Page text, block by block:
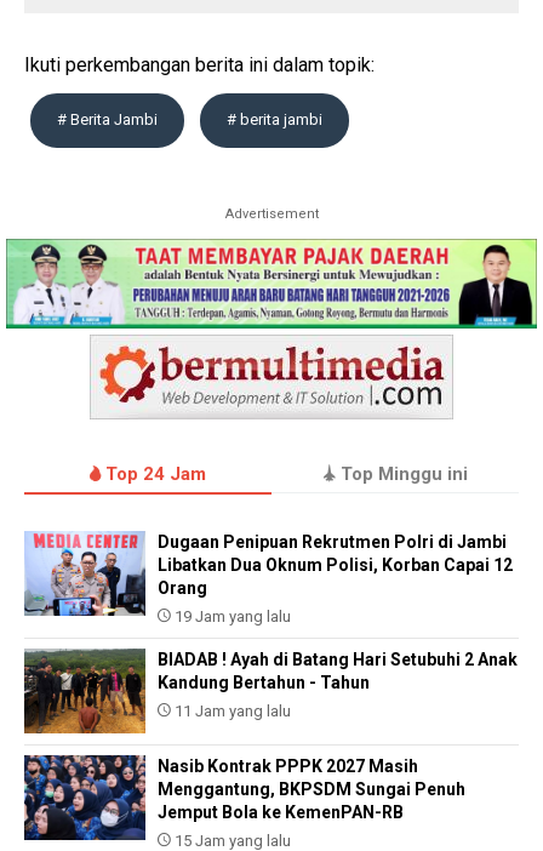
Ikuti perkembangan berita ini dalam topik:
# Berita Jambi # berita jambi
Advertisement
Top 24 Jam Top Minggu ini
Dugaan Penipuan Rekrutmen Polri di Jambi
Libatkan Dua Oknum Polisi, Korban Capai 12
Orang
19 Jam yang lalu
BIADAB ! Ayah di Batang Hari Setubuhi 2 Anak
Kandung Bertahun - Tahun
11 Jam yang lalu
Nasib Kontrak PPPK 2027 Masih
Menggantung, BKPSDM Sungai Penuh
Jemput Bola ke KemenPAN-RB
15 Jam yang lalu